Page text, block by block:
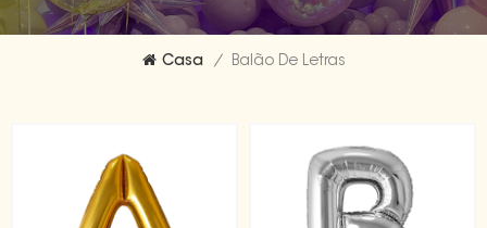
Casa / Balão De Letras